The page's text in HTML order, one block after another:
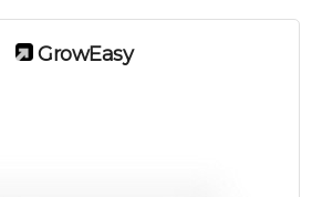
GrowEasy